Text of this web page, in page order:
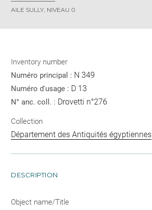
AILE SULLY, NIVEAU 0
Inventory number
Numéro principal : N 349
Numéro d'usage : D 13
N° anc. coll. : Drovetti n°276
Collection
Département des Antiquités égyptiennes
DESCRIPTION
Object name/Title